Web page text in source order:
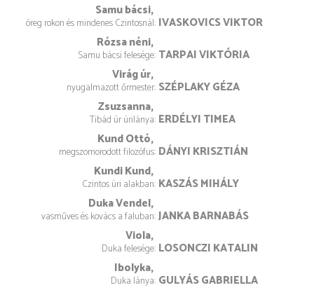
Samu bácsi
öreg rokon és mindenes Czintosnál IVASKOVICS VIKTOR
Rózsa néni
Samu bácsi felesége TARPAI VIKTÓRIA
Virág úr
nyugalmazott őrmester SZÉPLAKY GÉZA
Zsuzsanna
Tibád úr úrilánya ERDÉLYI TIMEA
Kund Ottó
megszomorodott filozófus DÁNYI KRISZTIÁN
Kundi Kund
Czintos úri alakban KASZÁS MIHÁLY
Duka Vendel
vasműves és kovács a faluban JANKA BARNABÁS
Viola
Duka felesége LOSONCZI KATALIN
Ibolyka
Duka lánya GULYÁS GABRIELLA